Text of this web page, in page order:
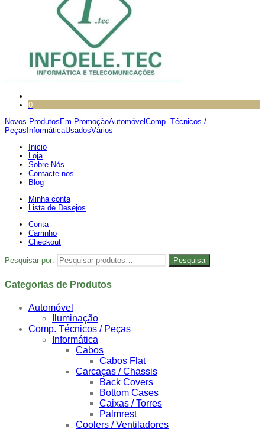
0
Novos Produtos Em PromoçãoAutomóvel Comp. Técnicos /
Peças InformáticaUsadosVários
Inicio
Loja
Sobre Nós
Contacte-nos
Blog
Minha conta
Lista de Desejos
Conta
Carrinho
Checkout
Pesquisar por: Pesquisa
Categorias de Produtos
Automóvel
Iluminação
Comp. Técnicos / Peças
Informática
Cabos
Cabos Flat
Carcaças / Chassis
Back Covers
Bottom Cases
Caixas / Torres
Palmrest
Coolers / Ventiladores